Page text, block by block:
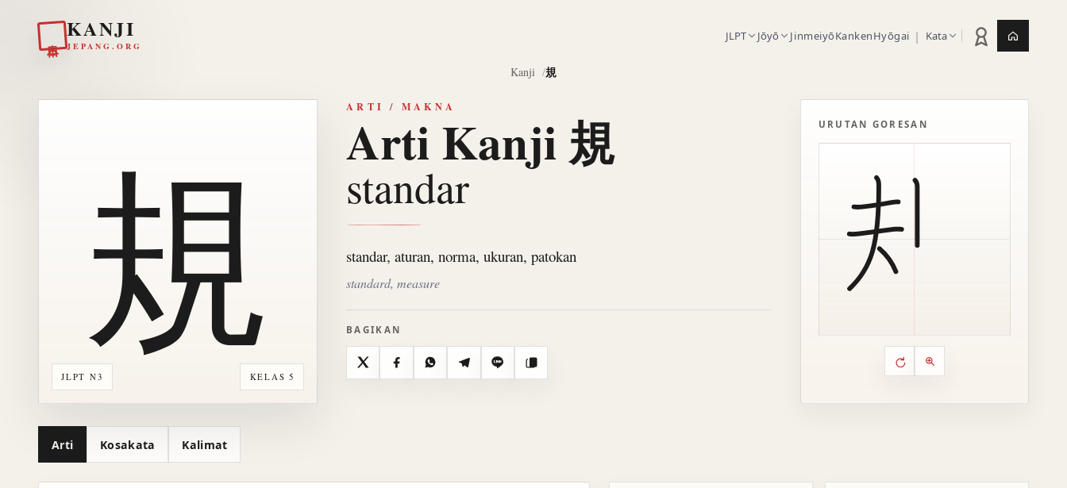
KANJI
JEPANG.ORG
JLPT Jōyō JinmeiyōKankenHyōgai | Kata Statistik latihan
Kanji 規
JLPT N3 KELAS 5
規
ARTI / MAKNA
Arti Kanji 規
standar
standar, aturan, norma, ukuran, patokan
standard, measure
BAGIKAN
X FacebookWhatsAppTelegramLine Salin
URUTAN GORESAN
Kontrol animasi urutan
Putar ulang animasi
Perbesar animasi
Arti Kosakata Kalimat